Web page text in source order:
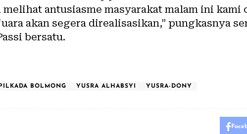
melihat antusiasme masyarakat malam ini
akan segera direalisasikan,” pungkasnya
bersatu.
PILKADA BOLMONG YUSRA ALHABSYI YUSRA-DONY